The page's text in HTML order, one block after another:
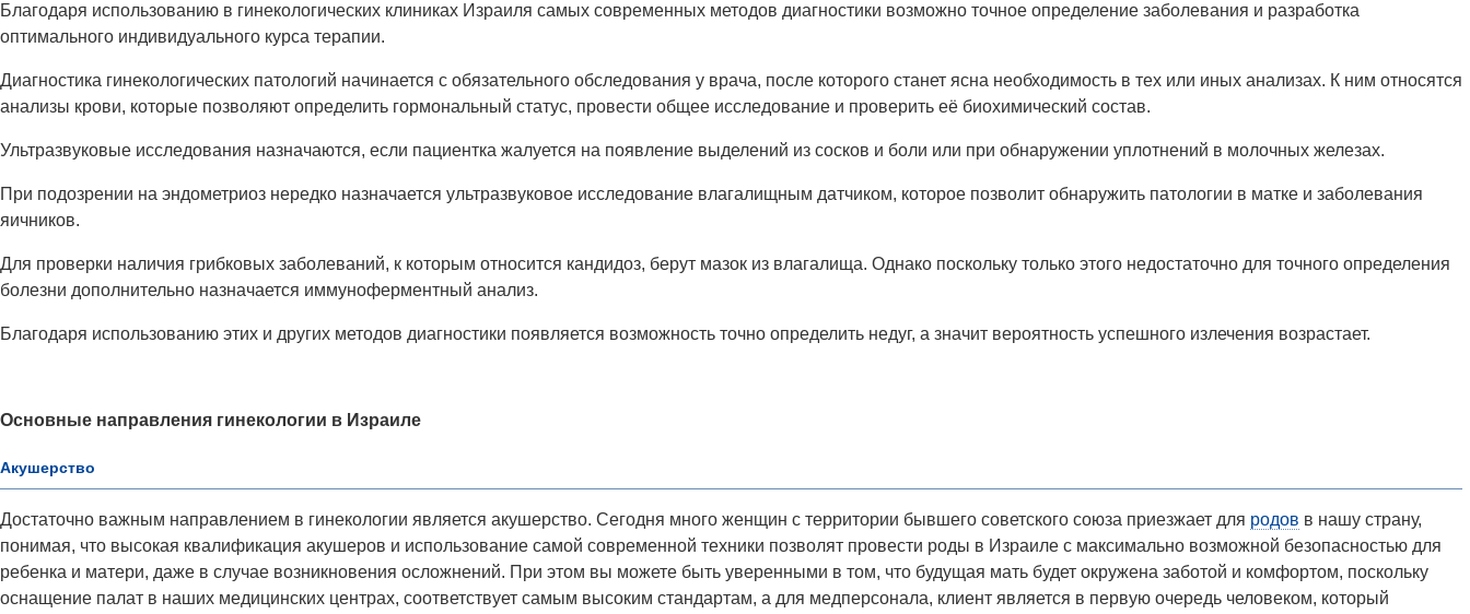
Благодаря использованию в гинекологических клиниках Израиля самых современных методов диагностики возможно точное определение заболевания и разработка
оптимального индивидуального курса терапии.
Диагностика гинекологических патологий начинается с обязательного обследования у врача, после которого станет ясна необходимость в тех или иных анализах. К ним относятся
анализы крови, которые позволяют определить гормональный статус, провести общее исследование и проверить её биохимический состав.
Ультразвуковые исследования назначаются, если пациентка жалуется на появление выделений из сосков и боли или при обнаружении уплотнений в молочных железах.
При подозрении на эндометриоз нередко назначается ультразвуковое исследование влагалищным датчиком, которое позволит обнаружить патологии в матке и заболевания
яичников.
Для проверки наличия грибковых заболеваний, к которым относится кандидоз, берут мазок из влагалища. Однако поскольку только этого недостаточно для точного определения
болезни дополнительно назначается иммуноферментный анализ.
Благодаря использованию этих и других методов диагностики появляется возможность точно определить недуг, а значит вероятность успешного излечения возрастает.
Основные направления гинекологии в Израиле
Акушерство
Достаточно важным направлением в гинекологии является акушерство. Сегодня много женщин с территории бывшего советского союза приезжает для родов в нашу страну,
понимая, что высокая квалификация акушеров и использование самой современной техники позволят провести роды в Израиле с максимально возможной безопасностью для
ребенка и матери, даже в случае возникновения осложнений. При этом вы можете быть уверенными в том, что будущая мать будет окружена заботой и комфортом, поскольку
оснащение палат в наших медицинских центрах, соответствует самым высоким стандартам, а для медперсонала, клиент является в первую очередь человеком, который